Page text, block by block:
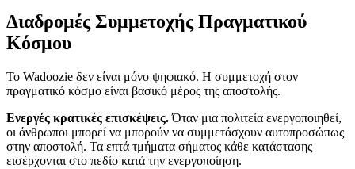
Διαδρομές Συμμετοχής Πραγματικού
Κόσμου
Το Wadoozie δεν είναι μόνο ψηφιακό. Η συμμετοχή στον
πραγματικό κόσμο είναι βασικό μέρος της αποστολής.
Ενεργές κρατικές επισκέψεις.Όταν μια πολιτεία ενεργοποιηθεί,
οι άνθρωποι μπορεί να μπορούν να συμμετάσχουν αυτοπροσώπως
στην αποστολή. Τα επτά τμήματα σήματος κάθε κατάστασης
εισέρχονται στο πεδίο κατά την ενεργοποίηση.